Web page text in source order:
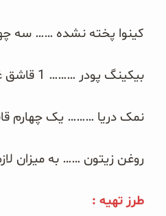
سبوس و جوانه‌ها
پک سلامتی OAB
کینوا پخته نشده …… سه
بیکینگ پودر ……… 1 قاشق غذا خوری
نمک دریا ……… یک چهارم
روغن زیتون …… به میزان
طرز تهیه :